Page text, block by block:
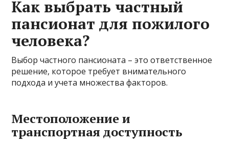
Как выбрать частный
пансионат для пожилого
человека?
Выбор частного пансионата – это ответственное
решение, которое требует внимательного
подхода и учета множества факторов.
Местоположение и
транспортная доступность